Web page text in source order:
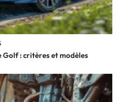
Golf : critères et modèles